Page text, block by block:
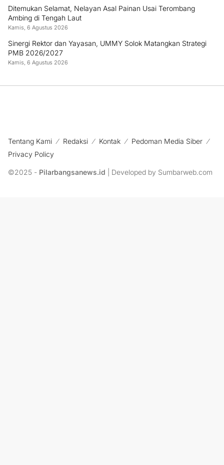
Ditemukan Selamat, Nelayan Asal Painan Usai Terombang
Ambing di Tengah Laut
Kamis, 6 Agustus 2026
Sinergi Rektor dan Yayasan, UMMY Solok Matangkan Strategi
PMB 2026/2027
Kamis, 6 Agustus 2026
Tentang Kami Redaksi Kontak
Pedoman Media Siber
Privacy Policy
©2025 - Pilarbangsanews.id | Developed by Sumbarweb.com